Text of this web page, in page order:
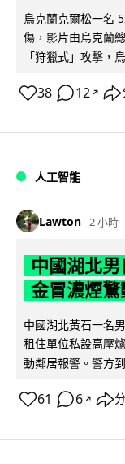
烏克蘭克爾松一名
傷，影片由烏克蘭
「狩獵式」攻擊，
38 12 ↗
人工智能
Lawton 2 小時
中國湖北
金冒濃煙驚
中國湖北黃石一名
租住單位私設高壓
動鄰居報警。警方
61 6 ↗